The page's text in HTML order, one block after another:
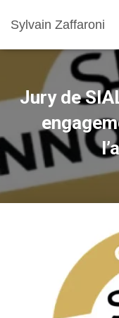
Sylvain Zaffaroni
Jury de